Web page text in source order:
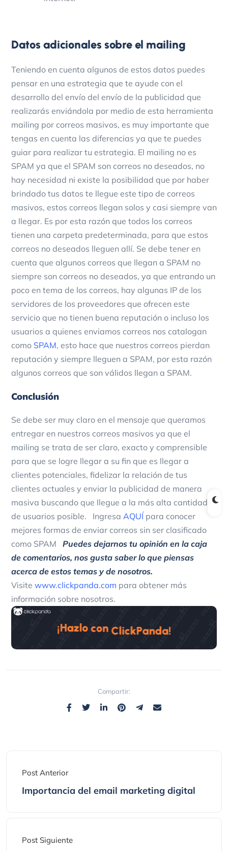
Datos adicionales sobre el mailing
Teniendo en cuenta algunos de estos datos puedes
pensar en una estrategia que te ayude con el
desarrollo del envío del envío de la publicidad que
realizarás enviándola por medio de esta herramienta
mailing por correos masivos, es muy importante que
tengas en cuenta las diferencias ya que te puedes
guiar para realizar tu estrategia. El mailing no es
SPAM ya que el SPAM son correos no deseados, no
hay necesidad ni existe la posibilidad que por haber
brindado tus datos te llegue este tipo de correos
masivos, estos correos llegan solos y casi siempre van
a llegar. Es por esta razón que todos los correos
tienen una carpeta predeterminada, para que estos
correos no deseados lleguen allí. Se debe tener en
cuenta que algunos correos que llegan a SPAM no
siempre son correos no deseados, ya que entrando un
poco en tema de los correos, hay algunas IP de los
servidores de los proveedores que ofrecen este
servicio que no tienen buena reputación o incluso los
usuarios a quienes enviamos correos nos catalogan
como SPAM, esto hace que nuestros correos pierdan
reputación y siempre lleguen a SPAM, por esta razón
algunos correos que son válidos llegan a SPAM.
Conclusión
Se debe ser muy claro en el mensaje que queramos
entregar en nuestros correos masivos ya que el
mailing se trata de ser claro, exacto y comprensible
para que se logre llegar a su fin que es llegar a
clientes potenciales, fidelizar la relación de tus
clientes actuales y enviar la publicidad de manera
masiva buscando que llegue a la más alta cantidad
de usuarios posible. Ingresa AQUÍ para conocer
mejores formas de enviar correos sin ser clasificado
como SPAM Puedes dejarnos tu opinión en la caja
de comentarios, nos gusta saber lo que piensas
acerca de estos temas y de nosotros.
Visite www.clickpanda.com para obtener más
información sobre nosotros.
Compartir:
Post Anterior
Importancia del email marketing digital
Post Siguiente